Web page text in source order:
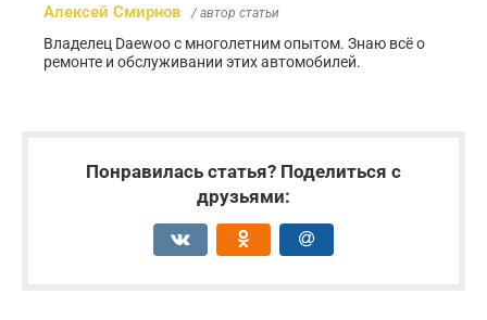
Алексей Смирнов / автор статьи
Владелец Daewoo с многолетним опытом. Знаю всё о
ремонте и обслуживании этих автомобилей.
Понравилась статья? Поделиться с
друзьями: